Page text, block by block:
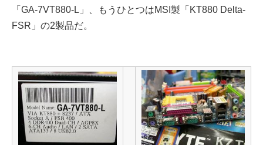
「GA-7VT880-L」、もうひとつはMSI製「KT880 Delta-
FSR」の2製品だ。